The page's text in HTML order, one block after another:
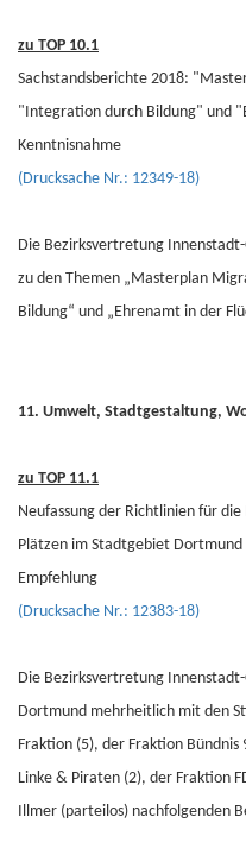
zu TOP 10.1
Sachstandsberichte 2018:
"Integration durch Bildung" und
Kenntnisnahme
(Drucksache Nr.: 12349-18)
Die Bezirksvertretung
zu den Themen „Masterplan
Bildung“ und „Ehrenamt in der
11. Umwelt, Stadtgestaltung,
zu TOP 11.1
Neufassung der Richtlinien für
Plätzen im Stadtgebiet Dortmund
Empfehlung
(Drucksache Nr.: 12383-18)
Die Bezirksvertretung
Dortmund mehrheitlich mit den
Fraktion (5), der Fraktion
Linke & Piraten (2), der Fraktion
Illmer (parteilos) nachfolgenden